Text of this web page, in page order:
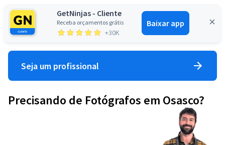
GetNinjas - Cliente
Receba orçamentos grátis
+30K
Baixar app
Entrar
Seja um profissional
Precisando de Fotógrafos em Osasco?